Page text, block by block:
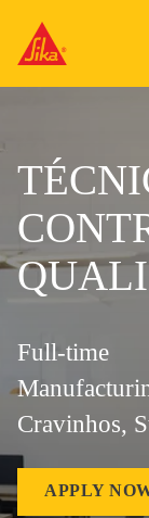
Full-time
Cravinhos,
APPLY